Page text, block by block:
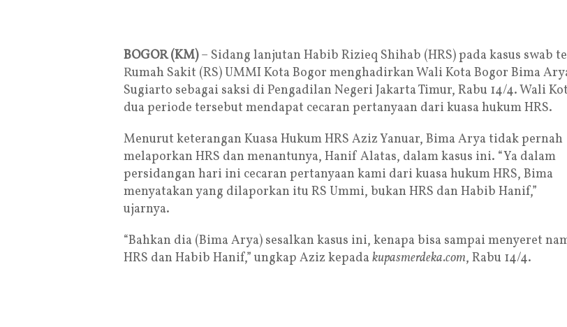
BOGOR (KM)– Sidang lanjutan Habib Rizieq Shihab (HRS) pada kasus swab
Rumah Sakit (RS) UMMI Kota Bogor menghadirkan Wali Kota Bogor Bima
Sugiarto sebagai saksi di Pengadilan Negeri Jakarta Timur, Rabu 14/4. Wali
dua periode tersebut mendapat cecaran pertanyaan dari kuasa hukum HRS.
Menurut keterangan Kuasa Hukum HRS Aziz Yanuar, Bima Arya tidak pernah
melaporkan HRS dan menantunya, Hanif Alatas, dalam kasus ini. “Ya dalam
persidangan hari ini cecaran pertanyaan kami dari kuasa hukum HRS, Bima
menyatakan yang dilaporkan itu RS Ummi, bukan HRS dan Habib Hanif,”
ujarnya.
“Bahkan dia (Bima Arya) sesalkan kasus ini, kenapa bisa sampai menyeret
HRS dan Habib Hanif,” ungkap Aziz kepada kupasmerdeka.com, Rabu 14/4.